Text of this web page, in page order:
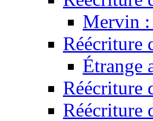
Mervin :
Réécriture
Étrange
Réécriture
Réécriture